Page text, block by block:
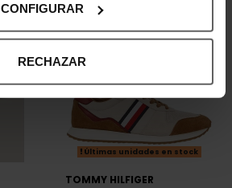
CONFIGURAR
RECHAZAR
Últimas unidades en stock
TOMMY HILFIGER